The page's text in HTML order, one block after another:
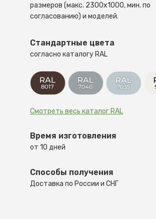
размеров (макс. 2300х1000, мин. по
согласованию) и моделей.
Стандартные цвета
согласно каталогу RAL
Смотреть весь каталог RAL
Время изготовления
от 10 дней
Способы получения
Доставка по России и СНГ